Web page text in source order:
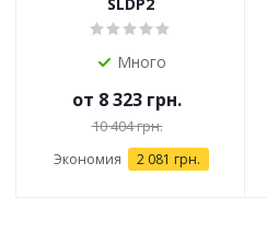
Много
от 8 323 грн.
10 404 грн.
Экономия 2 081 грн.